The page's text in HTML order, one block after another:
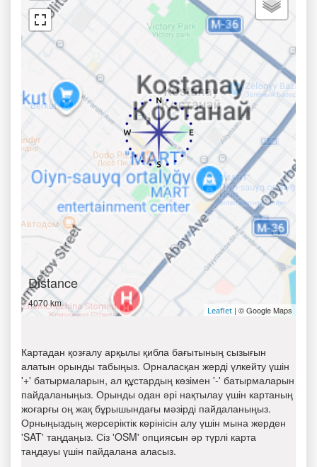
Distance
4070 km
Leaflet | © Google Maps
Картадан қозғалу арқылы қибла бағытының сызығын
алатын орынды табыңыз. Орналасқан жерді үлкейту үшін
'+' батырмаларын, ал құстардың көзімен '-' батырмаларын
пайдаланыңыз. Орынды одан әрі нақтылау үшін картаның
жоғарғы оң жақ бұрышындағы мәзірді пайдаланыңыз.
Орныңыздың жерсеріктік көрінісін алу үшін мына жерден
'SAT' таңдаңыз. Сіз 'OSM' опциясын әр түрлі карта
таңдауы үшін пайдалана аласыз.